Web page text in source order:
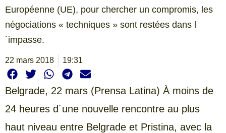
Européenne (UE), pour chercher un compromis, les
négociations « techniques » sont restées dans l
´impasse.
22 mars 2018 19:31
Belgrade, 22 mars (Prensa Latina) À moins de
24 heures d´une nouvelle rencontre au plus
haut niveau entre Belgrade et Pristina, avec la